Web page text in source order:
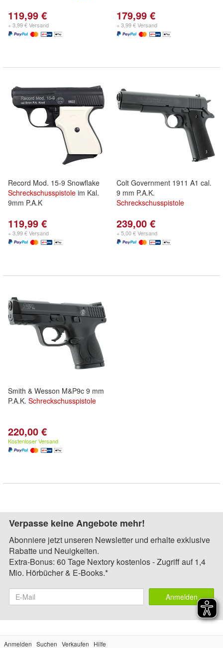
119,99 €
+ 3,99 € Versand
179,99 €
+ 3,99 € Versand
Record Mod. 15-9 Snowflake
Schreckschusspistole im Kal.
9mm P.A.K
119,99 €
+ 3,99 € Versand
Colt Government 1911 A1 cal.
9 mm P.A.K.
Schreckschusspistole
239,00 €
+ 5,00 € Versand
Smith & Wesson M&P9c 9 mm
P.A.K. Schreckschusspistole
220,00 €
Kostenloser Versand
Verpasse keine Angebote mehr!
Abonniere jetzt unseren Newsletter und erhalte exklusive
Rabatte und Neuigkeiten.
Extra-Bonus: 60 Tage Nextory kostenlos - Zugriff auf 1,4
Mio. Hörbücher & E-Books.*
Anmelden
Anmelden Suchen Verkaufen Hilfe